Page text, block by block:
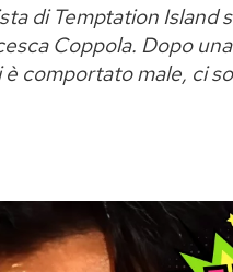
di Temptation Island
Coppola. Dopo
comportato male, ci